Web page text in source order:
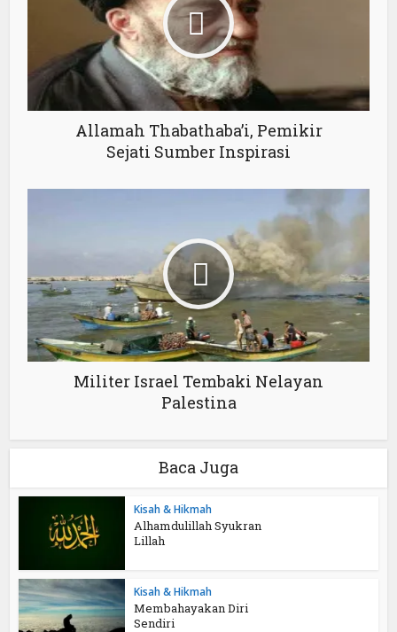
Allamah Thabathaba’i, Pemikir
Sejati Sumber Inspirasi
Militer Israel Tembaki Nelayan
Palestina
Baca Juga
Kisah & Hikmah
Alhamdulillah Syukran
Lillah
Kisah & Hikmah
Membahayakan Diri
Sendiri